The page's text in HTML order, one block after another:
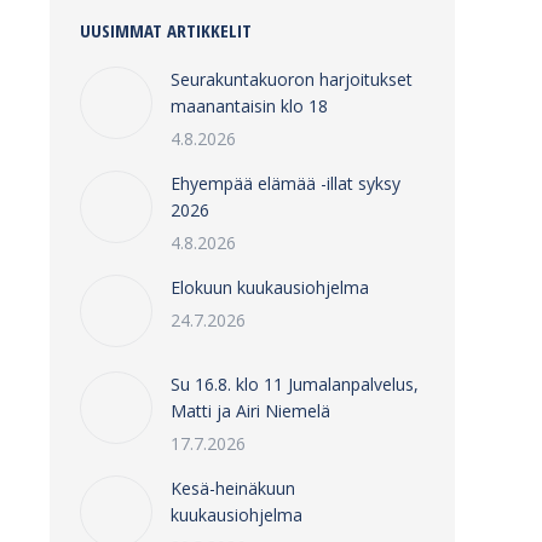
UUSIMMAT ARTIKKELIT
Seurakuntakuoron harjoitukset
maanantaisin klo 18
4.8.2026
Ehyempää elämää -illat syksy
2026
4.8.2026
Elokuun kuukausiohjelma
24.7.2026
Su 16.8. klo 11 Jumalanpalvelus,
Matti ja Airi Niemelä
17.7.2026
Kesä-heinäkuun
kuukausiohjelma